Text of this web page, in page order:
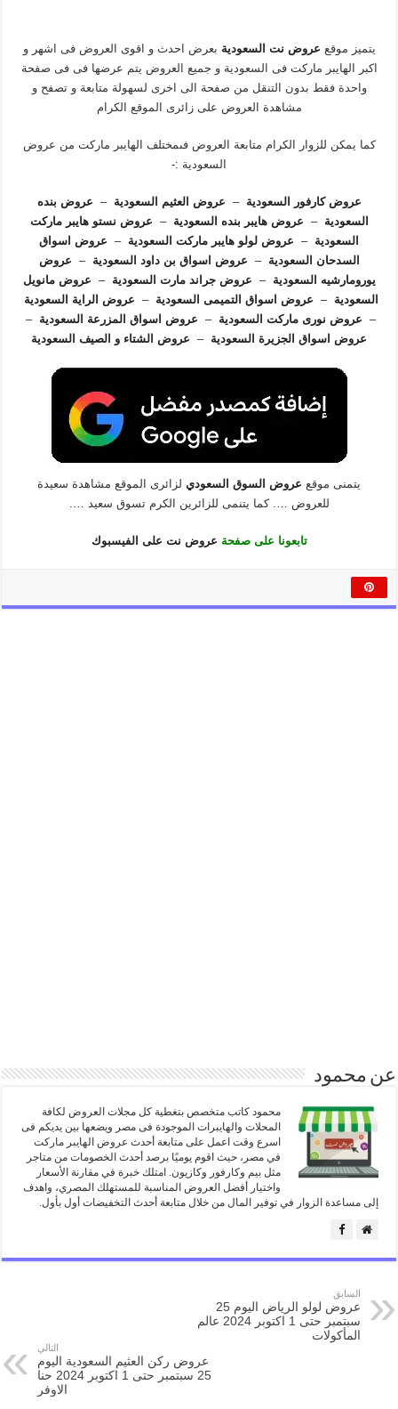
يتميز موقع عروض نت السعوديةبعرض احدث و اقوى العروض فى اشهر و
اكبر الهايبر ماركت فى السعودية و جميع العروض يتم عرضها فى فى صفحة
واحدة فقط بدون التنقل من صفحة الى اخرى لسهولة متابعة و تصفح و
مشاهدة العروض على زائرى الموقع الكرام
كما يمكن للزوار الكرام متابعة العروض فىمختلف الهايبر ماركت من عروض
السعودية :-
عروض كارفور السعودية – عروض العثيم السعودية –
عروض بنده
السعودية – عروض هايبر بنده السعودية –
عروض نستو هايبر ماركت
السعودية – عروض لولو هايبر ماركت السعودية –
عروض اسواق
السدحان السعودية – عروض اسواق بن داود السعودية –
عروض
يورومارشيه السعودية – عروض جراند مارت السعودية –
عروض مانويل
السعودية – عروض اسواق التميمى السعودية –
عروض الراية السعودية
–
عروض نورى ماركت السعودية – عروض اسواق المزرعة السعودية –
عروض اسواق الجزيرة السعودية – عروض الشتاء و الصيف السعودية
يتمنى موقع عروض السوق السعوديلزائرى الموقع مشاهدة سعيدة
للعروض …. كما يتنمى للزائرين الكرم تسوق سعيد ….
تابعونا على صفحة عروض نت على الفيسبوك
عن محمود
محمود كاتب متخصص بتغطية كل مجلات العروض لكافة
المحلات والهايبرات الموجودة فى مصر ويضعها بين يديكم فى
اسرع وقت اعمل على متابعة أحدث عروض الهايبر ماركت
في مصر، حيث اقوم يوميًا برصد أحدث الخصومات من متاجر
مثل بيم وكارفور وكازيون. امتلك خبرة في مقارنة الأسعار
واختيار أفضل العروض المناسبة للمستهلك المصري، واهدف
إلى مساعدة الزوار في توفير المال من خلال متابعة أحدث التخفيضات أول بأول.
السابق
عروض لولو الرياض اليوم 25
سبتمبر حتى 1 اكتوبر 2024 عالم
المأكولات
التالي
عروض ركن العثيم السعودية اليوم
25 سبتمبر حتى 1 اكتوبر 2024 حنا
الاوفر